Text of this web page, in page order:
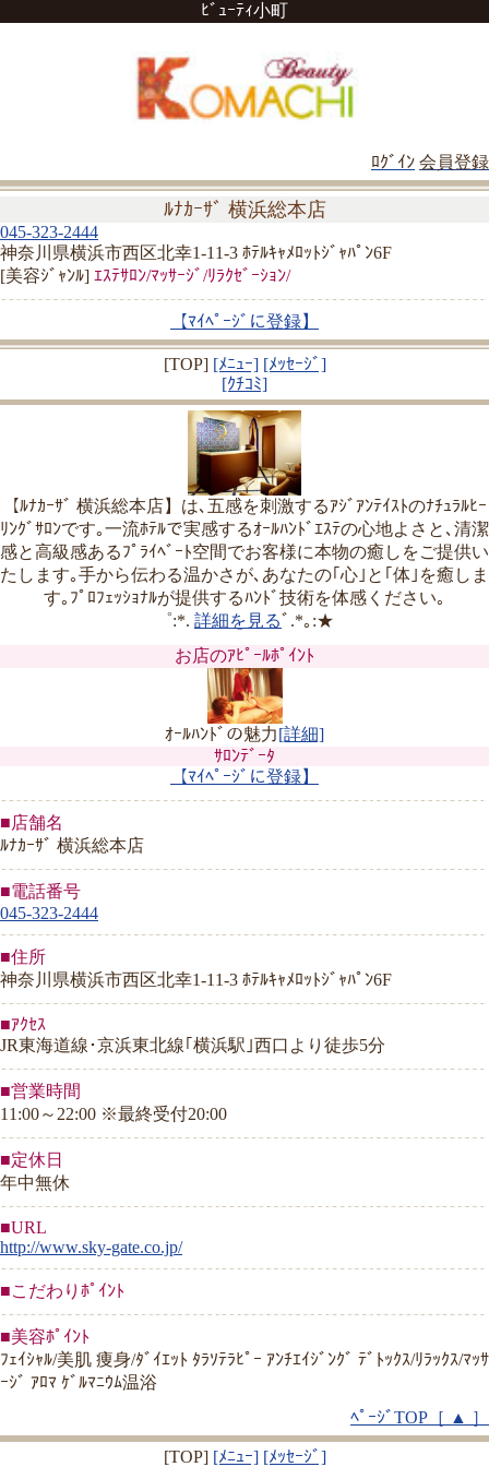
ﾋﾞｭｰﾃｨ小町
ﾛｸﾞｲﾝ 会員登録
ﾙﾅｶｰｻﾞ 横浜総本店
045-323-2444
神奈川県横浜市西区北幸1-11-3 ﾎﾃﾙｷｬﾒﾛｯﾄｼﾞｬﾊﾟﾝ6F
[美容ｼﾞｬﾝﾙ] ｴｽﾃｻﾛﾝ/ﾏｯｻｰｼﾞ/ﾘﾗｸｾﾞｰｼｮﾝ/
【ﾏｲﾍﾟｰｼﾞに登録】
[TOP] [ﾒﾆｭｰ] [ﾒｯｾｰｼﾞ]
[ｸﾁｺﾐ]
【ﾙﾅｶｰｻﾞ 横浜総本店】は､五感を刺激するｱｼﾞｱﾝﾃｲｽﾄのﾅﾁｭﾗﾙﾋｰ
ﾘﾝｸﾞｻﾛﾝです｡一流ﾎﾃﾙで実感するｵｰﾙﾊﾝﾄﾞｴｽﾃの心地よさと､清潔
感と高級感あるﾌﾟﾗｲﾍﾞｰﾄ空間でお客様に本物の癒しをご提供い
たします｡手から伝わる温かさが､あなたの｢心｣と｢体｣を癒しま
す｡ﾌﾟﾛﾌｪｯｼｮﾅﾙが提供するﾊﾝﾄﾞ技術を体感ください｡
゜:*. 詳細を見るﾞ.*｡:★
お店のｱﾋﾟｰﾙﾎﾟｲﾝﾄ
ｵｰﾙﾊﾝﾄﾞの魅力 [詳細]
ｻﾛﾝﾃﾞｰﾀ
【ﾏｲﾍﾟｰｼﾞに登録】
■店舗名
ﾙﾅｶｰｻﾞ 横浜総本店
■電話番号
045-323-2444
■住所
神奈川県横浜市西区北幸1-11-3 ﾎﾃﾙｷｬﾒﾛｯﾄｼﾞｬﾊﾟﾝ6F
■ｱｸｾｽ
JR東海道線･京浜東北線｢横浜駅｣西口より徒歩5分
■営業時間
11:00～22:00 ※最終受付20:00
■定休日
年中無休
■URL
http://www.sky-gate.co.jp/
■こだわりﾎﾟｲﾝﾄ
■美容ﾎﾟｲﾝﾄ
ﾌｪｲｼｬﾙ/美肌 痩身/ﾀﾞｲｴｯﾄ ﾀﾗｿﾃﾗﾋﾟｰ ｱﾝﾁｴｲｼﾞﾝｸﾞ ﾃﾞﾄｯｸｽ/ﾘﾗｯｸｽ/ﾏｯｻ
ｰｼﾞ ｱﾛﾏ ｹﾞﾙﾏﾆｳﾑ温浴
ﾍﾟｰｼﾞTOP［ ▲ ］
[TOP] [ﾒﾆｭｰ] [ﾒｯｾｰｼﾞ]